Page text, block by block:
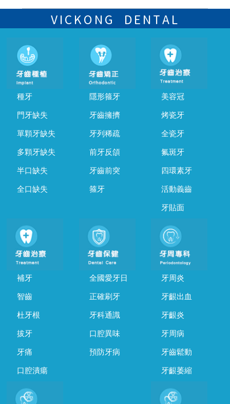
可以，請盡早通過wechat或whatsapp聯絡我們，告知我們你原本預約
的時間及資料，並且重新預約的日期及時段
VICKONG DENTAL
種牙
門牙缺失
單顆牙缺失
多顆牙缺失
半口缺失
全口缺失
隱形箍牙
牙齒擁擠
牙列稀疏
前牙反頜
牙齒前突
箍牙
美容冠
烤瓷牙
全瓷牙
氟斑牙
四環素牙
活動義齒
牙貼面
補牙
智齒
杜牙根
拔牙
牙痛
口腔潰瘍
全國愛牙日
正確刷牙
牙科通識
口腔異味
預防牙病
牙周炎
牙齦出血
牙齦炎
牙周病
牙齒鬆動
牙齦萎縮